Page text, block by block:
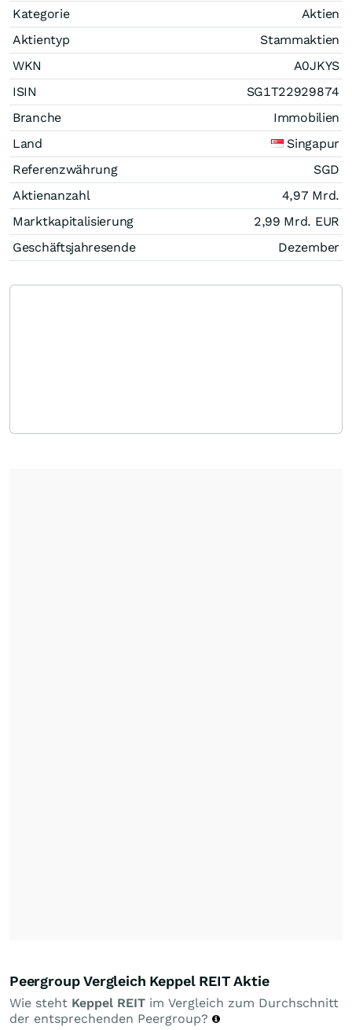
Kategorie
Aktien
Aktientyp
Stammaktien
WKN
A0JKYS
ISIN
SG1T22929874
Branche
Immobilien
Land
Singapur
Referenzwährung
SGD
Aktienanzahl
4,97 Mrd.
Marktkapitalisierung
2,99 Mrd. EUR
Geschäftsjahresende
Dezember
Peergroup Vergleich Keppel REIT Aktie
Wie steht Keppel REIT im Vergleich zum Durchschnitt
der entsprechenden Peergroup?